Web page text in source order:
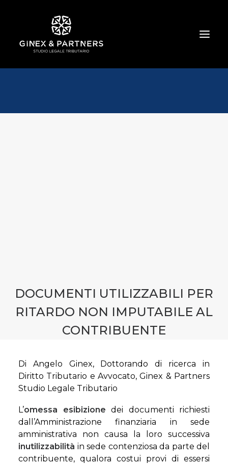
CHI SIAMO
DOCUMENTI UTILIZZABILI PER
RITARDO NON IMPUTABILE AL
CONTRIBUENTE
Di Angelo Ginex, Dottorando di ricerca in
Diritto Tributario e Avvocato, Ginex & Partners
Studio Legale Tributario
L’omessa esibizione dei documenti richiesti
dall’Amministrazione finanziaria in sede
amministrativa non causa la loro successiva
inutilizzabilità in sede contenziosa da parte del
contribuente, qualora costui provi di essersi